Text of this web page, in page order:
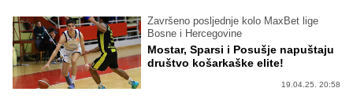
Završeno posljednje kolo MaxBet lige
Bosne i Hercegovine
Mostar, Sparsi i Posušje napuštaju
društvo košarkaške elite!
19.04.25. 20:58